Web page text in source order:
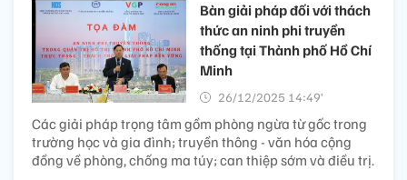
Bàn giải pháp đối với thách
thức an ninh phi truyền
thống tại Thành phố Hồ Chí
Minh
26/12/2025 14:49’
Các giải pháp trọng tâm gồm phòng ngừa từ gốc trong
trường học và gia đình; truyền thông - văn hóa cộng
đồng về phòng, chống ma túy; can thiệp sớm và điều trị.